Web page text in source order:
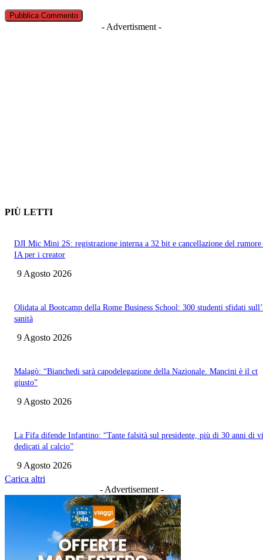
- Advertisment -
PIÙ LETTI
DJI Mic Mini 2S: registrazione interna a 32 bit e cancellazione del rumore
IA per i creator
9 Agosto 2026
Olidata al Bootcamp della Rome Business School: 300 studenti sfidati
sanità
9 Agosto 2026
Malagò: “Bianchedi sarà capodelegazione della Nazionale. Mancini è il ct
giusto”
9 Agosto 2026
La Fifa difende Infantino: “Tante falsità sul presidente, più di 30 anni di
dedicati al calcio”
9 Agosto 2026
Carica altri
- Advertisement -